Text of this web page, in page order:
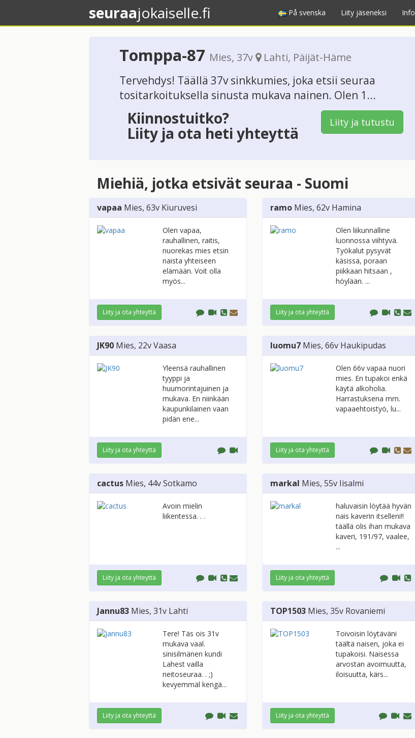
seuraajokaiselle.fi På svenska Liity jäseneksi Info
Tomppa-87 Mies, 37v Lahti, Päijät-Häme
Tervehdys! Täällä 37v sinkkumies, joka etsii seuraa
tositarkoituksella sinusta mukava nainen. Olen 1...
Kiinnostuitko?
Liity ja ota heti yhteyttä
Liity ja tutustu
Miehiä, jotka etsivät seuraa - Suomi
vapaa Mies, 63v Kiuruvesi
Olen vapaa,
rauhallinen, raitis,
nuorekas mies etsin
naista yhteiseen
elämään. Voit olla
myös...
Liity ja ota yhteyttä
ramo Mies, 62v Hamina
Olen liikunnalline
luonnossa viihtyvä.
Työkalut pysyvät
käsissä, poraan
piikkaan hitsaan ,
höylään. ...
Liity ja ota yhteyttä
JK90 Mies, 22vVaasa
Yleensä rauhallinen
tyyppi ja
huumorintajuinen ja
mukava. En niinkään
kaupunkilainen vaan
pidän ene...
Liity ja ota yhteyttä
luomu7 Mies, 66v Haukipudas
Olen 66v vapaa nuori
mies. En tupakoi enkä
käytä alkoholia.
Harrastuksena mm.
vapaaehtoistyö, lu...
Liity ja ota yhteyttä
cactus Mies, 44vSotkamo
Avoin mielin
liikentessa. . .
Liity ja ota yhteyttä
markal Mies, 55v Iisalmi
haluvaisin löytää hyvän
nais kaverin itselleni!!
täällä olis ihan mukava
kaveri, 191/97, vaalee,
...
Liity ja ota yhteyttä
Jannu83 Mies, 31v Lahti
Tere! Täs ois 31v
mukava vaal.
sinisilmänen kundi
Lahest vailla
neitoseuraa. . ;)
kevyemmäl kengä...
Liity ja ota yhteyttä
TOP1503 Mies, 35v Rovaniemi
Toivoisin löytäväni
täältä naisen, joka ei
tupakoisi. Naisessa
arvostan avoimuutta,
iloisuutta, kärs...
Liity ja ota yhteyttä